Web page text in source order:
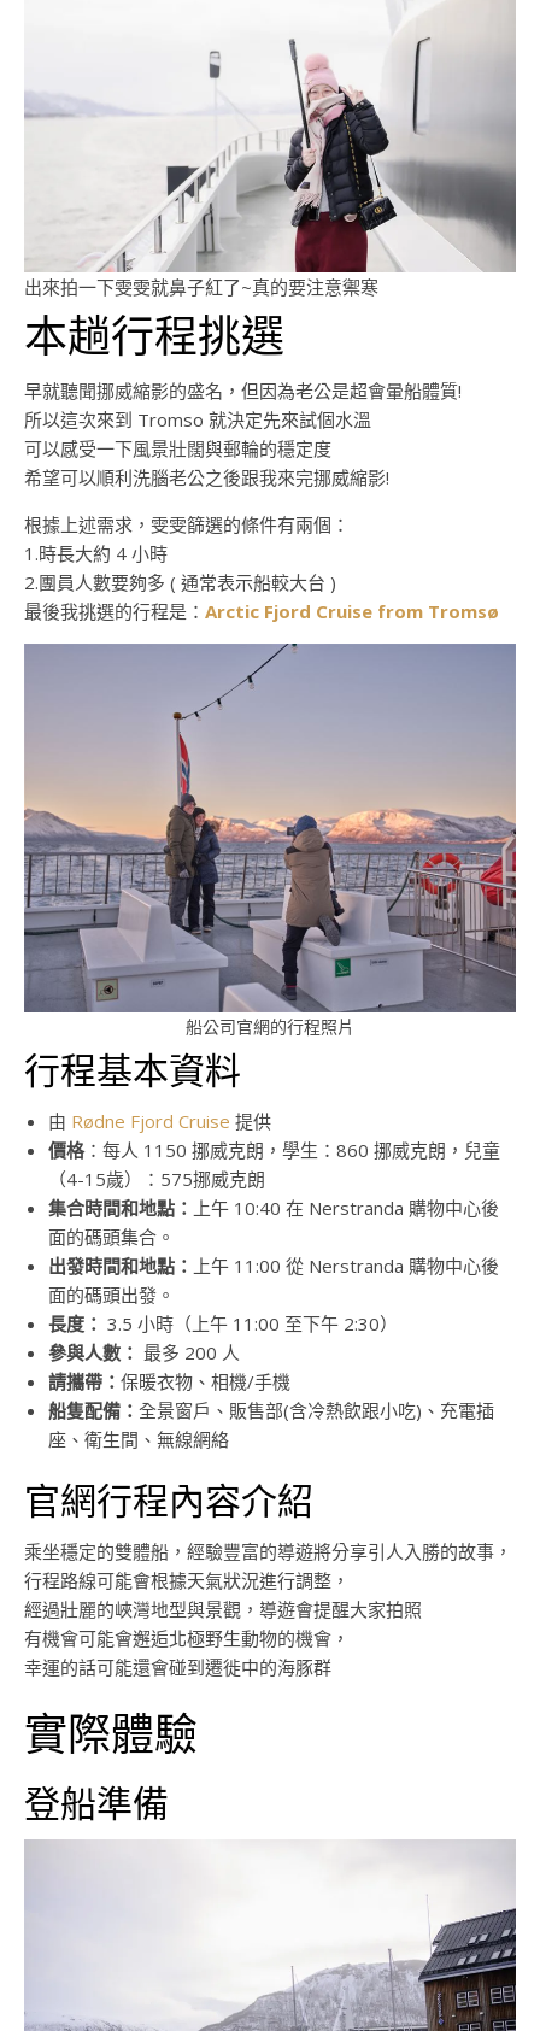
出來拍一下雯雯就鼻子紅了~真的要注意禦寒
本趟行程挑選
早就聽聞挪威縮影的盛名，但因為老公是超會暈船體質!
所以這次來到 Tromso 就決定先來試個水溫
可以感受一下風景壯闊與郵輪的穩定度
希望可以順利洗腦老公之後跟我來完挪威縮影!
根據上述需求，雯雯篩選的條件有兩個：
1.時長大約 4 小時
2.團員人數要夠多 ( 通常表示船較大台 )
最後我挑選的行程是： Arctic Fjord Cruise from Tromsø
船公司官網的行程照片
行程基本資料
由 Rødne Fjord Cruise 提供
價格：每人 1150 挪威克朗，學生：860 挪威克朗，兒童
（4-15歲）：575挪威克朗
集合時間和地點： 上午 10:40 在 Nerstranda 購物中心後
面的碼頭集合。
出發時間和地點： 上午 11:00 從 Nerstranda 購物中心後
面的碼頭出發。
長度： 3.5 小時（上午 11:00 至下午 2:30）
參與人數： 最多 200 人
請攜帶： 保暖衣物、相機/手機
船隻配備： 全景窗戶、販售部(含冷熱飲跟小吃)、充電插
座、衛生間、無線網絡
官網行程內容介紹
乘坐穩定的雙體船，經驗豐富的導遊將分享引人入勝的故事，
行程路線可能會根據天氣狀況進行調整，
經過壯麗的峽灣地型與景觀，導遊會提醒大家拍照
有機會可能會邂逅北極野生動物的機會，
幸運的話可能還會碰到遷徙中的海豚群
實際體驗
登船準備